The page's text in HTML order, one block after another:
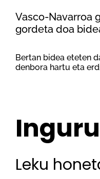
Vasco-Navarroa
gordeta doa
Bertan bidea eteten
denbora hartu eta
Leku